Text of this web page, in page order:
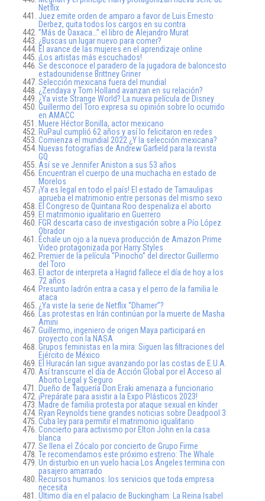
Netflix
Juez emite orden de amparo a favor de Luis Ernesto
Derbez, quita todos los cargos en su contra
”Más de Oaxaca…” el libro de Alejandro Murat
¿Buscas un lugar nuevo para comer?
El avance de las mujeres en el aprendizaje online
¡Los artistas más escuchados!
Se desconoce el paradero de la jugadora de baloncesto
estadounidense Brittney Griner
Selección mexicana fuera del mundial
¿Zendaya y Tom Holland avanzan en su relación?
¿Ya viste Strange World? La nueva película de Disney
Guillermo del Toro expresa su opinión sobre lo ocurrido
en AMACC
Muere Héctor Bonilla, actor mexicano
RuPaul cumplió 62 años y así lo felicitaron en redes
Comienza el mundial 2022 ¿Y la selección mexicana?
Nuevas fotografías de Andrew Garfield para la revista
GQ
Así se ve Jennifer Aniston a sus 53 años
Encuentran el cuerpo de una muchacha en estado de
Morelos
¡Ya es legal en todo el país! El estado de Tamaulipas
aprueba el matrimonio entre personas del mismo sexo
El Congreso de Quintana Roo despenaliza el aborto
El matrimonio igualitario en Guerrero
FGR descarta caso de investigación sobre a Pío López
Obrador
Échale un ojo a la nueva producción de Amazon Prime
Video protagonizada por Harry Styles
Premier de la película ‘’Pinocho’’ del director Guillermo
del Toro
El actor de interpreta a Hagrid fallece el día de hoy a los
72 años
Presunto ladrón entra a casa y el perro de la familia le
ataca
¿Ya viste la serie de Netflix ‘’Dhamer’’?
Las protestas en Irán continúan por la muerte de Masha
Amini
Guillermo, ingeniero de origen Maya participará en
proyecto con la NASA
Grupos feministas en la mira: Siguen las filtraciones del
Ejército de México
El Huracán Ian sigue avanzando por las costas de E.U.A.
Así transcurre el día de Acción Global por el Acceso al
Aborto Legal y Seguro
Dueño de Taquería Don Eraki amenaza a funcionario
¡Prepárate para asistir a la Expo Plásticos 2023!
Madre de familia protesta por ataque sexual en kínder
Ryan Reynolds tiene grandes noticias sobre Deadpool 3
Cuba ley para permitir el matrimonio igualitario
Concierto para activismo por Elton John en la casa
blanca
Se llena el Zócalo por concierto de Grupo Firme
Te recomendamos este próximo estreno: The Whale
Un disturbio en un vuelo hacia Los Ángeles termina con
pasajero amarrado
Recursos humanos: los servicios que toda empresa
necesita
Último día en el palacio de Buckingham: La Reina Isabel